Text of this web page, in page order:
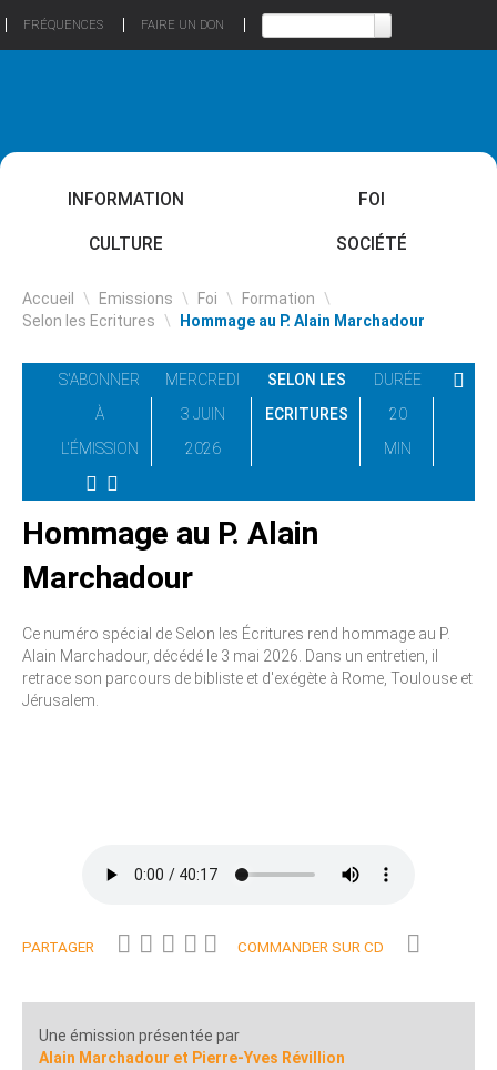
FRÉQUENCES FAIRE UN DON
INFORMATION FOI
CULTURE SOCIÉTÉ
Accueil \ Emissions \ Foi \ Formation \
Selon les Ecritures \ Hommage au P. Alain Marchadour
S'ABONNER
À
L'ÉMISSION
MERCREDI
3 JUIN
2026
SELON LES
ECRITURES
DURÉE
20
MIN
Hommage au P. Alain
Marchadour
Ce numéro spécial de Selon les Écritures rend hommage au P.
Alain Marchadour, décédé le 3 mai 2026. Dans un entretien, il
retrace son parcours de bibliste et d'exégète à Rome, Toulouse et
Jérusalem.
PARTAGER COMMANDER SUR CD
Une émission présentée par
Alain Marchadour et Pierre-Yves Révillion